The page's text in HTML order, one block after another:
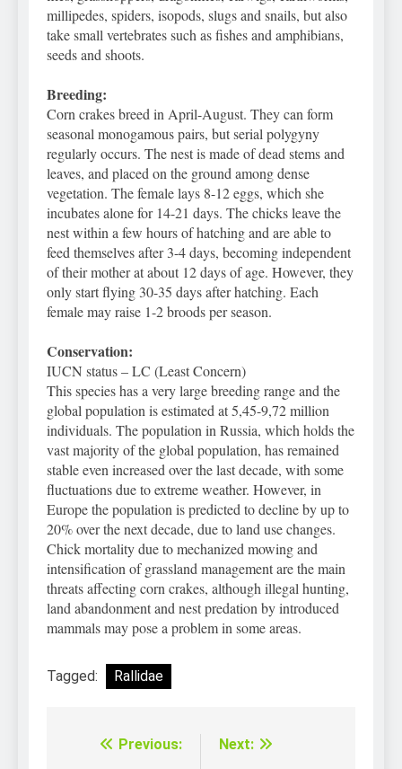
millipedes, spiders, isopods, slugs and snails, but also
take small vertebrates such as fishes and amphibians,
seeds and shoots.
Breeding:
Corn crakes breed in April-August. They can form
seasonal monogamous pairs, but serial polygyny
regularly occurs. The nest is made of dead stems and
leaves, and placed on the ground among dense
vegetation. The female lays 8-12 eggs, which she
incubates alone for 14-21 days. The chicks leave the
nest within a few hours of hatching and are able to
feed themselves after 3-4 days, becoming independent
of their mother at about 12 days of age. However, they
only start flying 30-35 days after hatching. Each
female may raise 1-2 broods per season.
Conservation:
IUCN status – LC (Least Concern)
This species has a very large breeding range and the
global population is estimated at 5,45-9,72 million
individuals. The population in Russia, which holds the
vast majority of the global population, hasremained
stable even increased over the last decade, with some
fluctuations due to extreme weather. However, in
Europe the population is predicted to decline by up to
20% over the next decade, due to land use changes.
Chick mortality due to mechanized mowing and
intensification of grassland management are the main
threats affecting corn crakes, although illegal hunting,
land abandonment and nest predation by introduced
mammals may pose a problem in some areas.
Tagged: Rallidae
Điều Previous: Next: